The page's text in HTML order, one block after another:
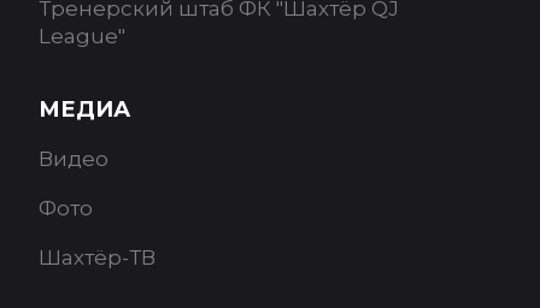
Тренерский штаб ФК "Шахтёр QJ
League"
МЕДИА
Видео
Фото
Шахтёр-ТВ